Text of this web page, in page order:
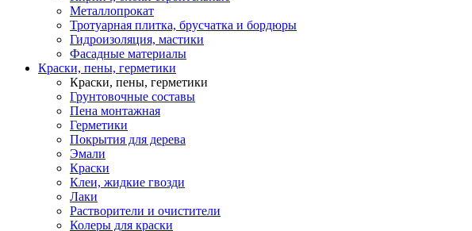
Металлопрокат
Тротуарная плитка, брусчатка и бордюры
Гидроизоляция, мастики
Фасадные материалы
Краски, пены, герметики
Краски, пены, герметики
Грунтовочные составы
Пена монтажная
Герметики
Покрытия для дерева
Эмали
Краски
Клеи, жидкие гвозди
Лаки
Растворители и очистители
Колеры для краски